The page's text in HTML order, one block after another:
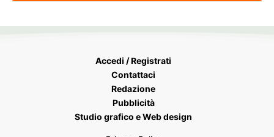
Accedi / Registrati
Contattaci
Redazione
Pubblicità
Studio grafico e Web design